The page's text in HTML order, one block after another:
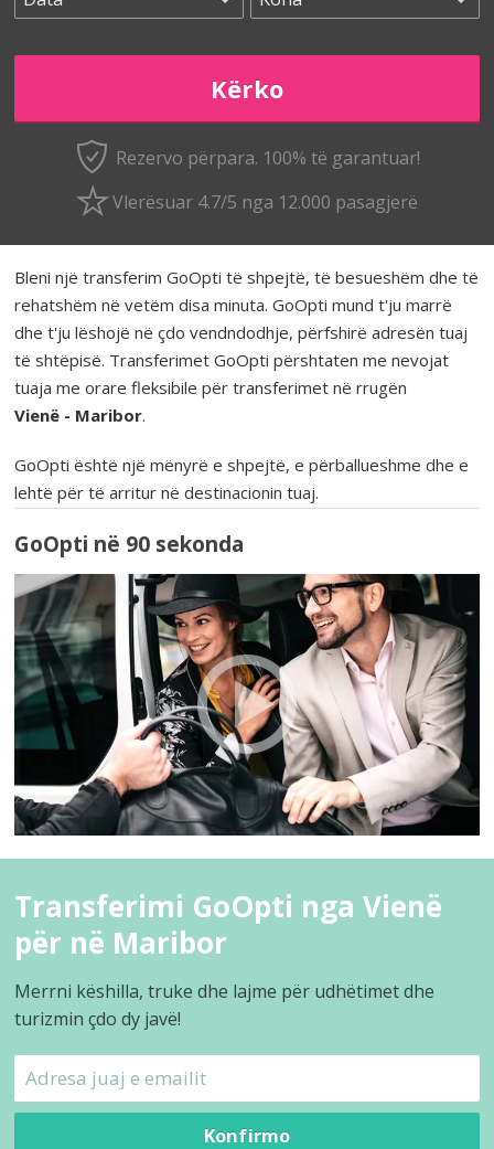
Rezervo përpara. 100% të garantuar!
Vlerësuar 4.7/5 nga 12.000 pasagjerë
Bleni një transferim GoOpti të shpejtë, të besueshëm dhe të
rehatshëm në vetëm disa minuta. GoOpti mund t'ju marrë
dhe t'ju lëshojë në çdo vendndodhje, përfshirë adresën tuaj
të shtëpisë. Transferimet GoOpti përshtaten me nevojat
tuaja me orare fleksibile për transferimet në rrugën
Vienë - Maribor.
GoOpti është një mënyrë e shpejtë, e përballueshme dhe e
lehtë për të arritur në destinacionin tuaj.
GoOpti në 90 sekonda
Transferimi GoOpti nga Vienë
për në Maribor
Merrni këshilla, truke dhe lajme për udhëtimet dhe
turizmin çdo dy javë!
Konfirmo